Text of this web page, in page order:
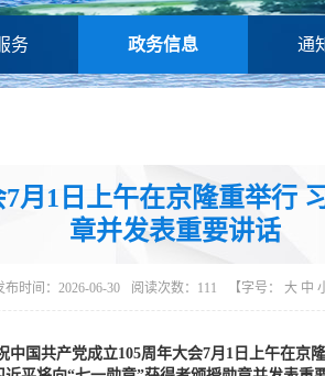
务 政务信息 通
月1日上午在京隆重举行
章并发表重要讲话
布时间：2026-06-30 阅读次数： 111 【字号： 大 中
中国共产党成立105周年大会7月1日上午在京